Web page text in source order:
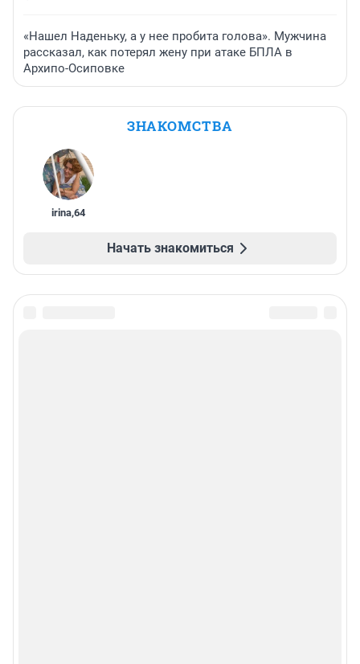
«Нашел Наденьку, а у нее пробита голова». Мужчина
рассказал, как потерял жену при атаке БПЛА в
Архипо-Осиповке
ЗНАКОМСТВА
irina,64
Начать знакомиться